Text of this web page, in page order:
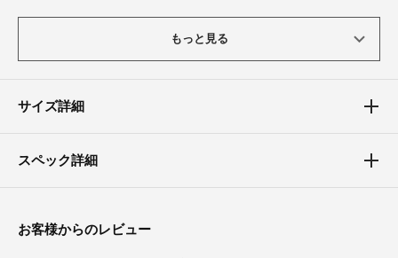
リブニットやカットソーをインしたり、スウェットやニットプルオーバーと
合わせることでバランスの良い着こなしが楽しめます。
体型カバーポイント
ウエスト部分を締め付けず、タックでお腹まわりもやさしく包み込みます。
もっと見る
サイズ詳細
スペック詳細
お客様からのレビュー